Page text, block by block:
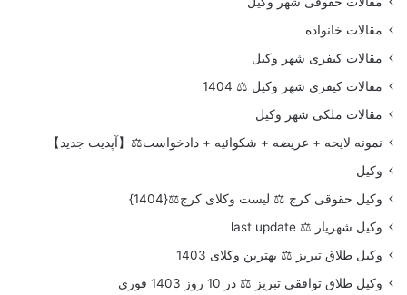
مقالات خانواده
مقالات کیفری شهر وکیل
مقالات کیفری شهر وکیل ⚖️ 1404
مقالات ملکی شهر وکیل
نمونه لایحه + عریضه + شکوائیه + دادخواست⚖️【آپدیت جدید】
وکیل
وکیل حقوقی کرج ⚖️ لیست وکلای کرج⚖️{1404}
وکیل شهریار ⚖️ last update
وکیل طلاق تبریز ⚖️ بهترین وکلای 1403
وکیل طلاق توافقی تبریز ⚖️ در 10 روز 1403 فوری